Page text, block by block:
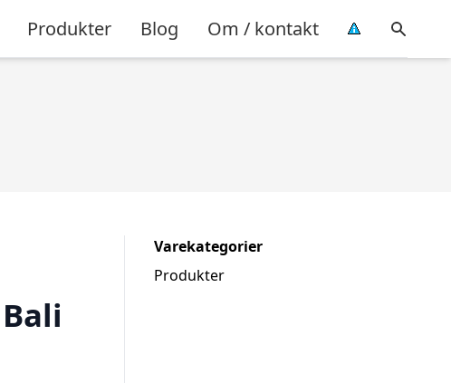
Produkter Blog Om / kontakt
Varekategorier
Produkter